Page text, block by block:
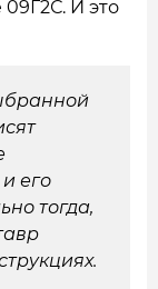
09Г2С. И это
его
тогда,